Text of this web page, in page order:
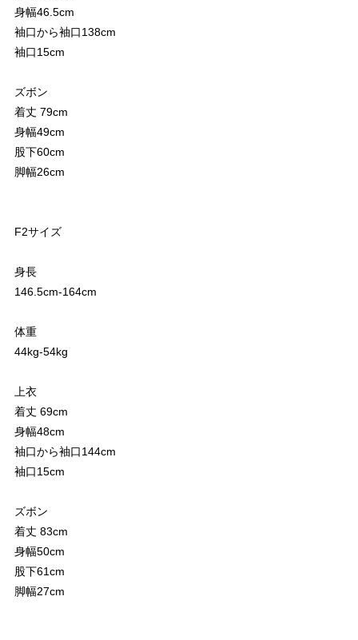
身幅46.5cm
袖口から袖口138cm
袖口15cm
ズボン
着丈 79cm
身幅49cm
股下60cm
脚幅26cm
F2サイズ
身長
146.5cm-164cm
体重
44kg-54kg
上衣
着丈 69cm
身幅48cm
袖口から袖口144cm
袖口15cm
ズボン
着丈 83cm
身幅50cm
股下61cm
脚幅27cm